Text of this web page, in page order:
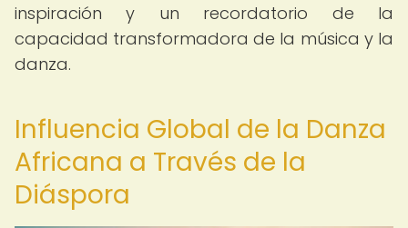
inspiración y un recordatorio de la
capacidad transformadora de la música y la
danza.
Influencia Global de la Danza
Africana a Través de la
Diáspora